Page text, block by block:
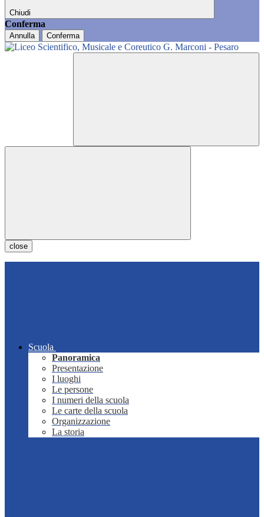
Chiudi
Conferma
Annulla Conferma
close
Scuola
Panoramica
Presentazione
I luoghi
Le persone
I numeri della scuola
Le carte della scuola
Organizzazione
La storia